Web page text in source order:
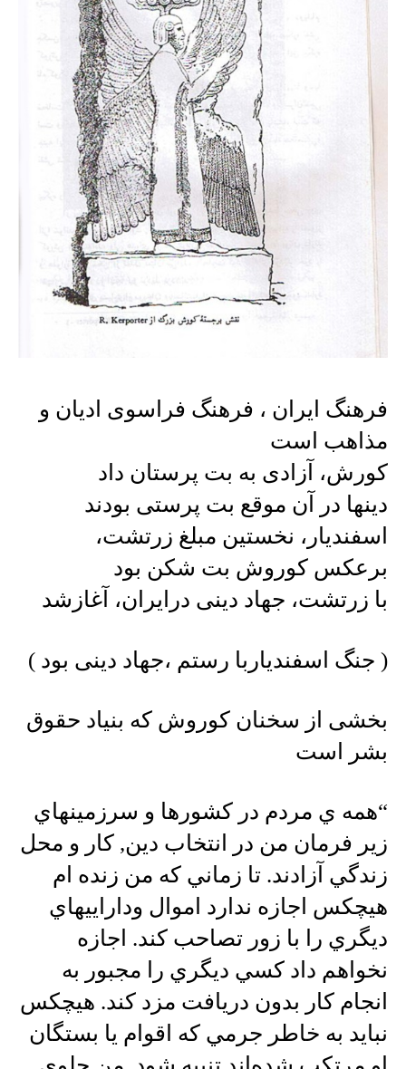
فرهنگ ایران ، فرهنگ فراسوی ادیان و
مذاهب است
کورش، آزادی به بت پرستان داد
دینها در آن موقع بت پرستی بودند
اسفندیار، نخستین مبلغ زرتشت،
برعکس کوروش بت شکن بود
با زرتشت، جهاد دینی درایران، آغازشد
( جنگ اسفندیاربا رستم ،جهاد دینی بود )
بخشی از سخنان کوروش که بنیاد حقوق
بشر است
“همه ي مردم در كشورها و سرزمينهاي
زير فرمان من در انتخاب دين, كار و محل
زندگي آزادند. تا زماني كه من زنده ام
هيچكس اجازه ندارد اموال وداراييهاي
ديگري را با زور تصاحب كند. اجازه
نخواهم داد كسي ديگري را مجبور به
انجام كار بدون دريافت مزد كند. هيچكس
نبايد به خاطر جرمي كه اقوام يا بستگان